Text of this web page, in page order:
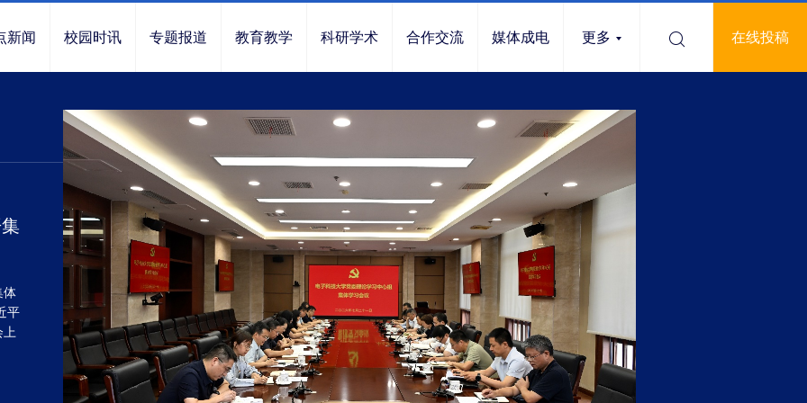
新闻 校园时讯 专题报道 教育教学 科研学术 合作交流 媒体成电 更多 在线投稿
体
平
上